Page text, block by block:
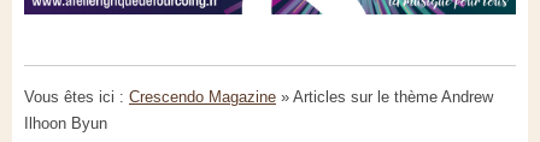
Vous êtes ici : Crescendo Magazine » Articles sur le thème Andrew
Ilhoon Byun